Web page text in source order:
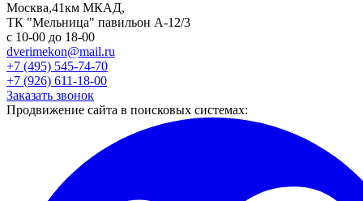
Москва,41км МКАД,
ТК "Мельница" павильон А-12/3
с 10-00 до 18-00
dverimekon@mail.ru
+7 (495) 545-74-70
+7 (926) 611-18-00
Заказать звонок
Продвижение сайта в поисковых системах: